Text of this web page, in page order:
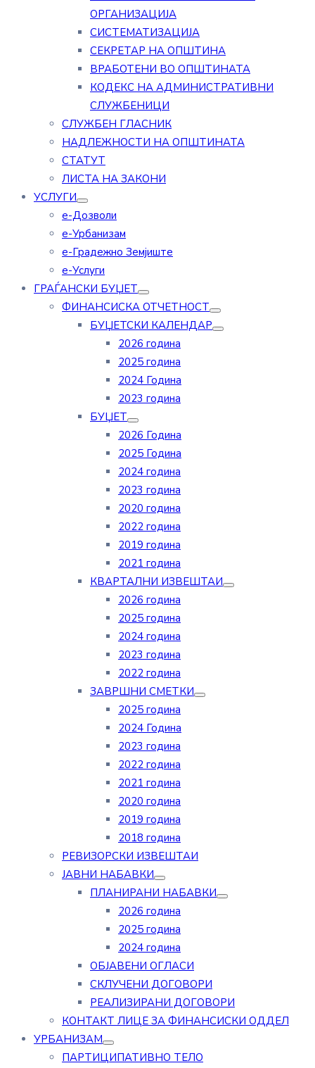
ОРГАНИЗАЦИЈА
СИСТЕМАТИЗАЦИЈА
СЕКРЕТАР НА ОПШТИНА
ВРАБОТЕНИ ВО ОПШТИНАТА
КОДЕКС НА АДМИНИСТРАТИВНИ
СЛУЖБЕНИЦИ
СЛУЖБЕН ГЛАСНИК
НАДЛЕЖНОСТИ НА ОПШТИНАТА
СТАТУТ
ЛИСТА НА ЗАКОНИ
УСЛУГИ
е-Дозволи
е-Урбанизам
е-Градежно Земјиште
е-Услуги
ГРАЃАНСКИ БУЏЕТ
ФИНАНСИСКА ОТЧЕТНОСТ
БУЏЕТСКИ КАЛЕНДАР
2026 година
2025 година
2024 Година
2023 година
БУЏЕТ
2026 Година
2025 Година
2024 година
2023 година
2020 година
2022 година
2019 година
2021 година
КВАРТАЛНИ ИЗВЕШТАИ
2026 година
2025 година
2024 година
2023 година
2022 година
ЗАВРШНИ СМЕТКИ
2025 година
2024 Година
2023 година
2022 година
2021 година
2020 година
2019 година
2018 година
РЕВИЗОРСКИ ИЗВЕШТАИ
ЈАВНИ НАБАВКИ
ПЛАНИРАНИ НАБАВКИ
2026 година
2025 година
2024 година
ОБЈАВЕНИ ОГЛАСИ
СКЛУЧЕНИ ДОГОВОРИ
РЕАЛИЗИРАНИ ДОГОВОРИ
КОНТАКТ ЛИЦЕ ЗА ФИНАНСИСКИ ОДДЕЛ
УРБАНИЗАМ
ПАРТИЦИПАТИВНО ТЕЛО